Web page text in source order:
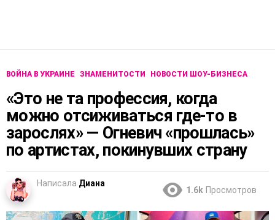
ВОЙНА В УКРАИНЕ ЗНАМЕНИТОСТИ НОВОСТИ ШОУ-БИЗНЕСА
«Это не та профессия, когда
можно отсиживаться где-то в
зарослях» — Огневич «прошлась»
по артистах, покинувших страну
Написала Диана
1.6k Просмотров